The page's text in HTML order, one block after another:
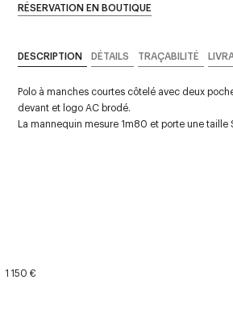
RÉSERVATION EN BOUTIQUE
DESCRIPTION DÉTAILS TRAÇABILITÉ
Polo à manches courtes côtelé avec deux
devant et logo AC brodé.
La mannequin mesure 1m80 et porte une taille
1 150 €